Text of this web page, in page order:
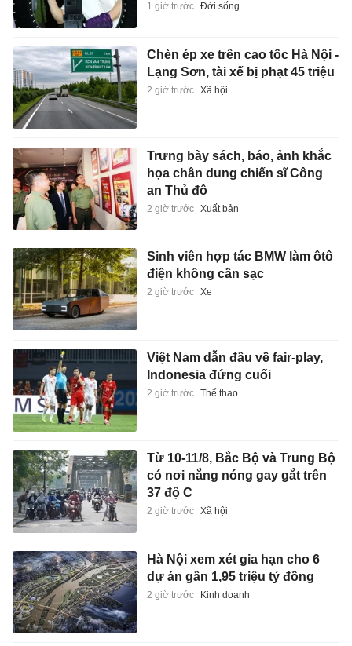
1 giờ trước Đời sống
Chèn ép xe trên cao tốc Hà Nội -
Lạng Sơn, tài xế bị phạt 45 triệu
2 giờ trước Xã hội
Trưng bày sách, báo, ảnh khắc
họa chân dung chiến sĩ Công
an Thủ đô
2 giờ trước Xuất bản
Sinh viên hợp tác BMW làm ôtô
điện không cần sạc
2 giờ trước Xe
Việt Nam dẫn đầu về fair-play,
Indonesia đứng cuối
2 giờ trước Thể thao
Từ 10-11/8, Bắc Bộ và Trung Bộ
có nơi nắng nóng gay gắt trên
37 độ C
2 giờ trước Xã hội
Hà Nội xem xét gia hạn cho 6
dự án gần 1,95 triệu tỷ đồng
2 giờ trước Kinh doanh